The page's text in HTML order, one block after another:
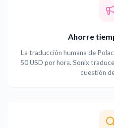
Ahorre
La traducción humana de
50 USD por hora. Sonix
cuestión